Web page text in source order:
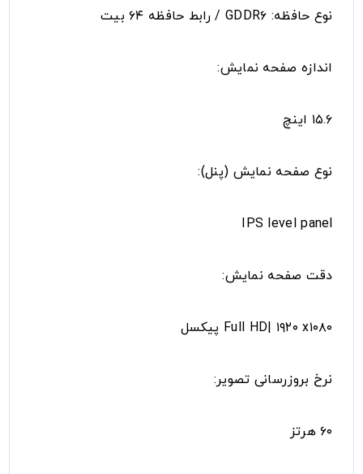
نوع حافظه: GDDR۶ / رابط حافظه ۶۴ بیت
اندازه صفحه نمایش:
۱۵.۶ اینچ
نوع صفحه نمایش (پنل):
IPS level panel
دقت صفحه نمایش:
Full HD| ۱۹۲۰ x۱۰۸۰ پیکسل
نرخ بروزرسانی تصویر:
۶۰ هرتز